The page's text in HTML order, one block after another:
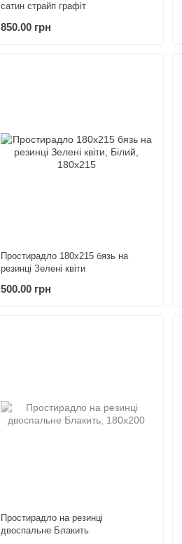
сатин страйп графіт
850.00 грн
Простирадло 180х215 бязь на
резинці Зелені квіти
500.00 грн
Простирадло на резинці
двоспальне Блакить